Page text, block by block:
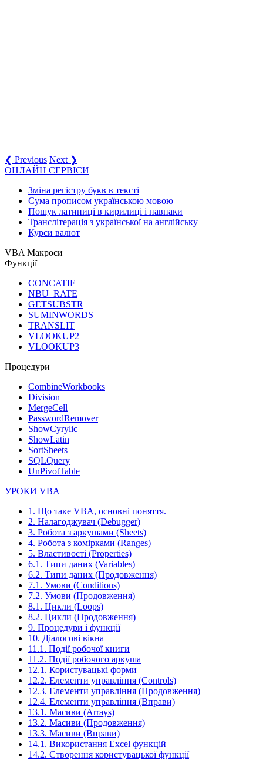
❮ Previous Next ❯
ОНЛАЙН СЕРВІСИ
Зміна регістру букв в тексті
Сума прописом українською мовою
Пошук латиниці в кирилиці і навпаки
Транслітерація з української на англійську
Курси валют
VBA Макроси
Функції
CONCATIF
NBU_RATE
GETSUBSTR
SUMINWORDS
TRANSLIT
VLOOKUP2
VLOOKUP3
Процедури
CombineWorkbooks
Division
MergeCell
PasswordRemover
ShowCyrylic
ShowLatin
SortSheets
SQLQuery
UnPivotTable
УРОКИ VBA
1. Що таке VBA, основні поняття.
2. Налагоджувач (Debugger)
3. Робота з аркушами (Sheets)
4. Робота з комірками (Ranges)
5. Властивості (Properties)
6.1. Типи даних (Variables)
6.2. Типи даних (Продовження)
7.1. Умови (Conditions)
7.2. Умови (Продовження)
8.1. Цикли (Loops)
8.2. Цикли (Продовження)
9. Процедури і функції
10. Діалогові вікна
11.1. Події робочої книги
11.2. Події робочого аркуша
12.1. Користувацькі форми
12.2. Елементи управління (Controls)
12.3. Елементи управління (Продовження)
12.4. Елементи управління (Вправи)
13.1. Масиви (Arrays)
13.2. Масиви (Продовження)
13.3. Масиви (Вправи)
14.1. Використання Excel функцій
14.2. Створення користувацької функції